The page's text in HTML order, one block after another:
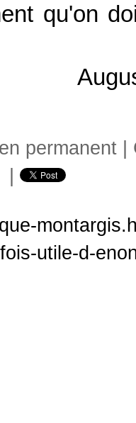
qu'on
permanent
utile-d-